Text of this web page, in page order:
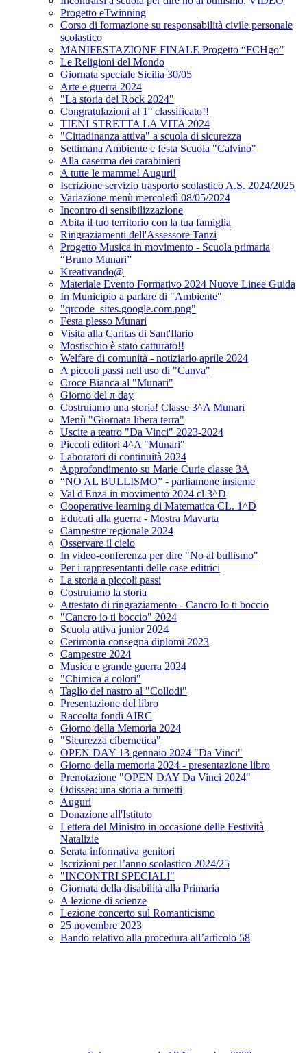
Progetto eTwinning
Corso di formazione su responsabilità civile personale
scolastico
MANIFESTAZIONE FINALE Progetto “FCHgo”
Le Religioni del Mondo
Giornata speciale Sicilia 30/05
Arte e guerra 2024
"La storia del Rock 2024"
Congratulazioni al 1° classificato!!
TIENI STRETTA LA VITA 2024
"Cittadinanza attiva" a scuola di sicurezza
Settimana Ambiente e festa Scuola "Calvino"
Alla caserma dei carabinieri
A tutte le mamme! Auguri!
Iscrizione servizio trasporto scolastico A.S. 2024/2025
Variazione menù mercoledì 08/05/2024
Incontro di sensibilizzazione
Abita il tuo territorio con la tua famiglia
Ringraziamenti dell'Assessore Tanzi
Progetto Musica in movimento - Scuola primaria
“Bruno Munari”
Kreativando@
Materiale Evento Formativo 2024 Nuove Linee Guida
In Municipio a parlare di "Ambiente"
"qrcode_sites.google.com.png"
Festa plesso Munari
Visita alla Caritas di Sant'Ilario
Mostischio è stato catturato!!
Welfare di comunità - notiziario aprile 2024
A piccoli passi nell'uso di "Canva"
Croce Bianca al "Munari"
Giorno del π day
Costruiamo una storia! Classe 3^A Munari
Menù "Giornata libera terra"
Uscite a teatro "Da Vinci" 2023-2024
Piccoli editori 4^A "Munari"
Laboratori di continuità 2024
Approfondimento su Marie Curie classe 3A
“NO AL BULLISMO” - parliamone insieme
Val d'Enza in movimento 2024 cl 3^D
Cooperative learning di Matematica CL. 1^D
Educati alla guerra - Mostra Mavarta
Campestre regionale 2024
Osservare il cielo
In video-conferenza per dire "No al bullismo"
Per i rappresentanti delle case editrici
La storia a piccoli passi
Costruiamo la storia
Attestato di ringraziamento - Cancro Io ti boccio
"Cancro io ti boccio" 2024
Scuola attiva junior 2024
Cerimonia consegna diplomi 2023
Campestre 2024
Musica e grande guerra 2024
"Chimica a colori"
Taglio del nastro al "Collodi"
Presentazione del libro
Raccolta fondi AIRC
Giorno della Memoria 2024
"Sicurezza cibernetica"
OPEN DAY 13 gennaio 2024 "Da Vinci"
Giorno della memoria 2024 - presentazione libro
Prenotazione "OPEN DAY Da Vinci 2024"
Odissea: una storia a fumetti
Auguri
Donazione all'Istituto
Lettera del Ministro in occasione delle Festività
Natalizie
Serata informativa genitori
Iscrizioni per l’anno scolastico 2024/25
"INCONTRI SPECIALI"
Giornata della disabilità alla Primaria
A lezione di scienze
Lezione concerto sul Romanticismo
25 novembre 2023
Bando relativo alla procedura all’articolo 58